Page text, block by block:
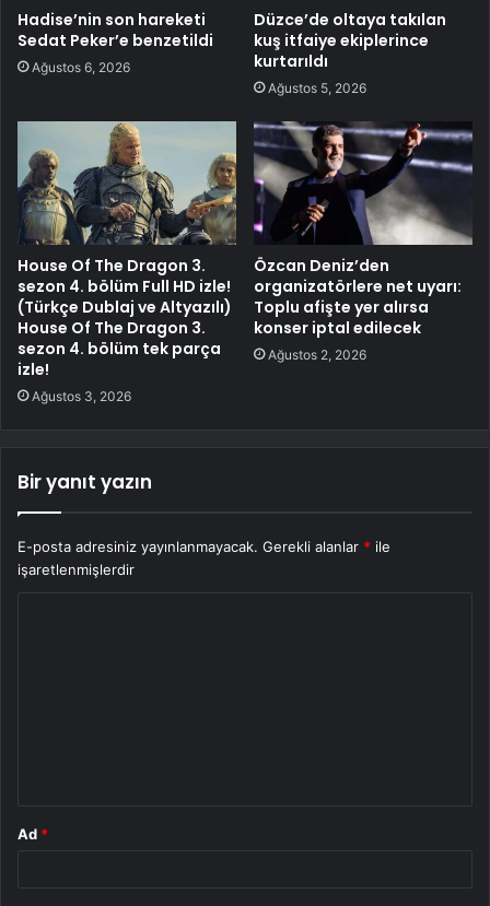
Hadise’nin son hareketi
Sedat Peker’e benzetildi
Ağustos 6, 2026
Düzce’de oltaya takılan
kuş itfaiye ekiplerince
kurtarıldı
Ağustos 5, 2026
House Of The Dragon 3.
sezon 4. bölüm Full HD izle!
(Türkçe Dublaj ve Altyazılı)
House Of The Dragon 3.
sezon 4. bölüm tek parça
izle!
Ağustos 3, 2026
Özcan Deniz’den
organizatörlere net uyarı:
Toplu afişte yer alırsa
konser iptal edilecek
Ağustos 2, 2026
Bir yanıt yazın
E-posta adresiniz yayınlanmayacak. Gerekli alanlar * ile
işaretlenmişlerdir
Ad *